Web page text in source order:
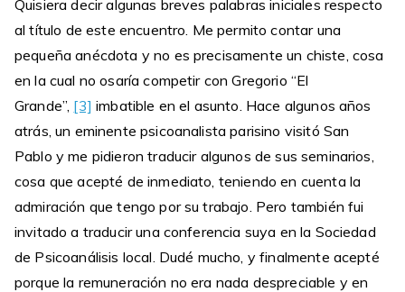
Quisiera decir algunas breves palabras iniciales respecto
al título de este encuentro. Me permito contar una
pequeña anécdota y no es precisamente un chiste, cosa
en la cual no osaría competir con Gregorio “El
Grande”, [3] imbatible en el asunto. Hace algunos años
atrás, un eminente psicoanalista parisino visitó San
Pablo y me pidieron traducir algunos de sus seminarios,
cosa que acepté de inmediato, teniendo en cuenta la
admiración que tengo por su trabajo. Pero también fui
invitado a traducir una conferencia suya en la Sociedad
de Psicoanálisis local. Dudé mucho, y finalmente acepté
porque la remuneración no era nada despreciable y en